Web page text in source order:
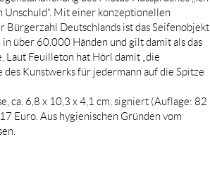
Unschuld“. Mit einer konzeptionellen
Bürgerzahl Deutschlands ist das Seifenobjekt
über 60.000 Händen und gilt damit als das
Feuilleton hat Hörl damit „die
Kunstwerks für jedermann auf die Spitze
ca. 6,8 x 10,3 x 4,1 cm, signiert (Auflage: 82
Euro. Aus hygienischen Gründen vom